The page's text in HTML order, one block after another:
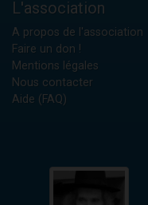
L'association
A propos de l'association
Faire un don !
Mentions légales
Nous contacter
Aide (FAQ)